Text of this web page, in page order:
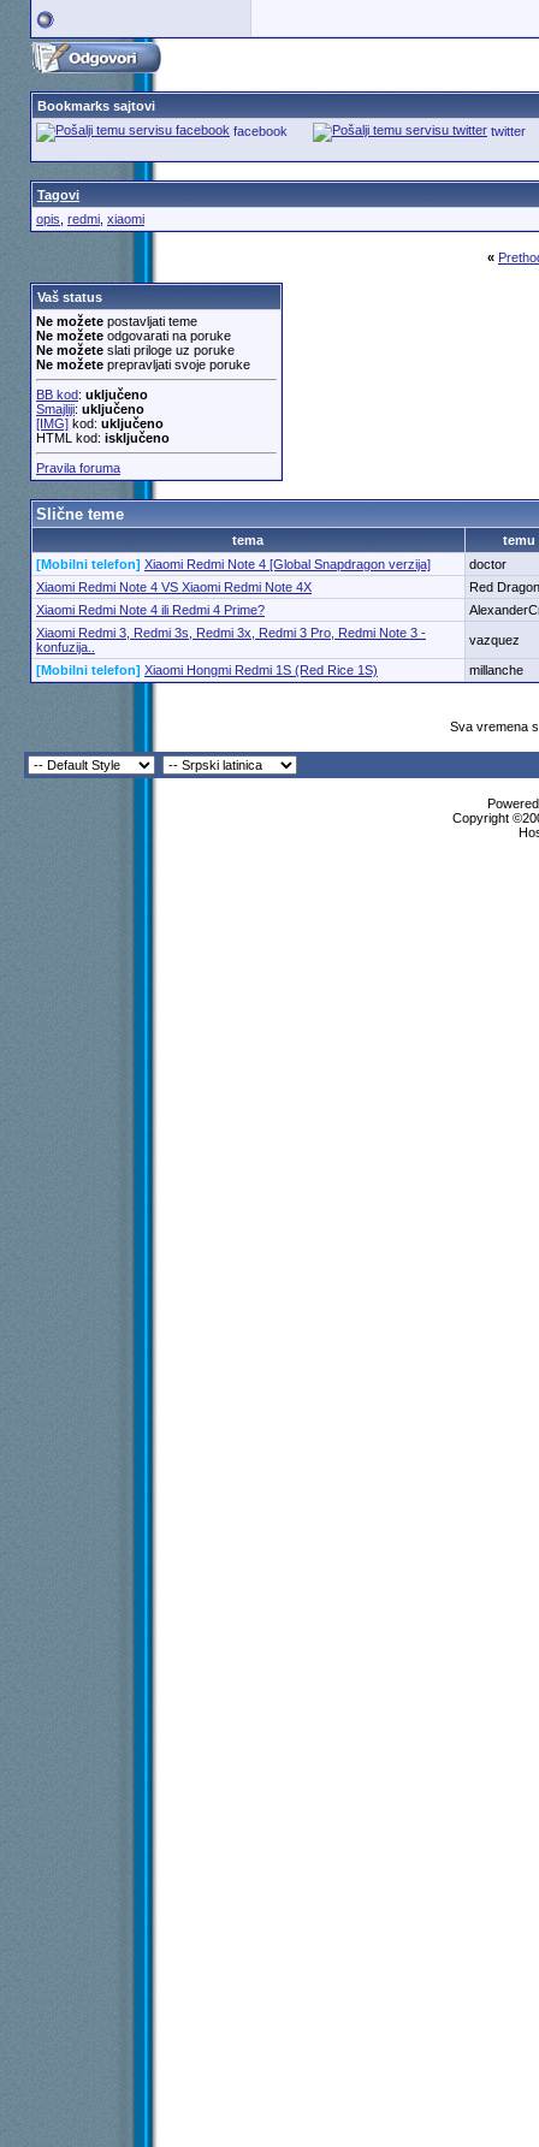
Bookmarks sajtovi
facebook
twitter
Tagovi
opis redmi, xiaomi
«
Vaš status
Ne možetepostavljati teme
Ne možeteodgovarati na poruke
Ne možeteslati priloge uz poruke
Ne možeteprepravljati svoje poruke
BB kod: uključeno
Smajliji: uključeno
[IMG]kod: uključeno
HTML kod: isključeno
Pravila foruma
Slične teme
tema
temu
[Mobilni telefon] Xiaomi Redmi Note 4 [Global Snapdragon verzija]
doctor
Xiaomi Redmi Note 4 VS Xiaomi Redmi Note 4X
Red Dragon
Xiaomi Redmi Note 4 ili Redmi 4 Prime?
Xiaomi Redmi 3, Redmi 3s, Redmi 3x, Redmi 3 Pro, Redmi Note 3 -
konfuzija..
vazquez
[Mobilni telefon] Xiaomi Hongmi Redmi 1S (Red Rice 1S) millanche
Sva vremena
Copyright